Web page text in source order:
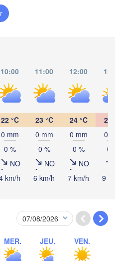
10:00 11:00 12:00
22 °C
0 mm
0 %
NO
km/h
23 °C
0 mm
0 %
NO
6 km/h
24 °C
0 mm
0 %
NO
7 km/h
25
0
0
9
MER. JEU. VEN.
București
(Sofia)
Craiova
Brașov
Плевен
Sibiu
Пловдив
(Plovdiv)
ROUMANIE
BULGARIE